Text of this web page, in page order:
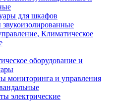
для шкафов
Климатическое
оборудование и
мониторинга и управления
электрические